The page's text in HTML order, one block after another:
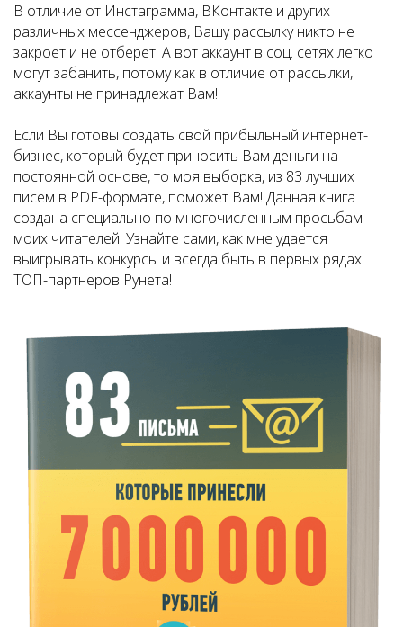
В отличие от Инстаграмма, ВКонтакте и других
различных мессенджеров, Вашу рассылку никто не
закроет и не отберет. А вот аккаунт в соц. сетях легко
могут забанить, потому как в отличие от рассылки,
аккаунты не принадлежат Вам!
Если Вы готовы создать свой прибыльный интернет-
бизнес, который будет приносить Вам деньги на
постоянной основе, то моя выборка, из 83 лучших
писем в PDF-формате, поможет Вам! Данная книга
создана специально по многочисленным просьбам
моих читателей! Узнайте сами, как мне удается
выигрывать конкурсы и всегда быть в первых рядах
ТОП-партнеров Рунета!